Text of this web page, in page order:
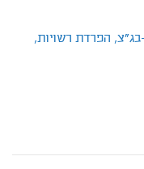
הפרדת רשויות,